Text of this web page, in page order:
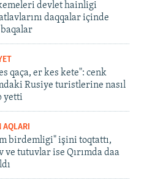
devlet hainligi
daqqalar içinde
baqalar
qaça, er kes kete": cenk
Rusiye turistlerine nasıl
yetti
AQLARI
birdemligi" işini toqtattı,
ve tutuvlar ise Qırımda daa